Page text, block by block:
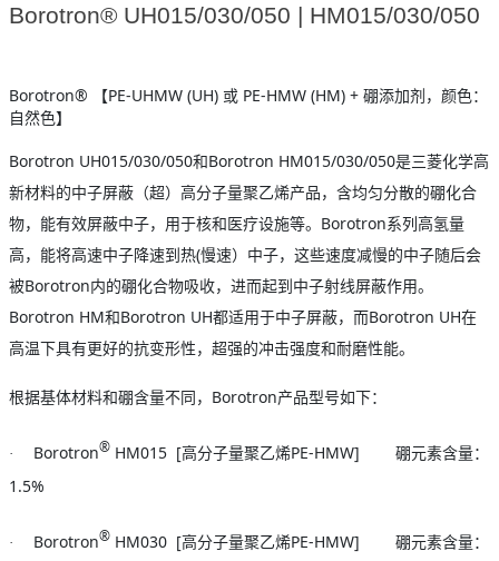
Borotron® UH015/030/050 | HM015/030/050
Borotron® 【PE-UHMW (UH) 或 PE-HMW (HM) + 硼添加剂，颜色：
自然色】
Borotron UH015/030/050和Borotron HM015/030/050是三菱化学高
新材料的中子屏蔽（超）高分子量聚乙烯产品，含均匀分散的硼化合
物，能有效屏蔽中子，用于核和医疗设施等。 Borotron系列高氢量
高，能将高速中子降速到热(慢速）中子，这些速度减慢的中子随后会
被Borotron内的硼化合物吸收，进而起到中子射线屏蔽作用。
Borotron HM和Borotron UH都适用于中子屏蔽，而Borotron UH在
高温下具有更好的抗变形性，超强的冲击强度和耐磨性能。
根据基体材料和硼含量不同， Borotron产品型号如下：
· Borotron® HM015 [高分子量聚乙烯PE-HMW] 硼元素含量：
1.5%
· Borotron® HM030 [高分子量聚乙烯PE-HMW] 硼元素含量：